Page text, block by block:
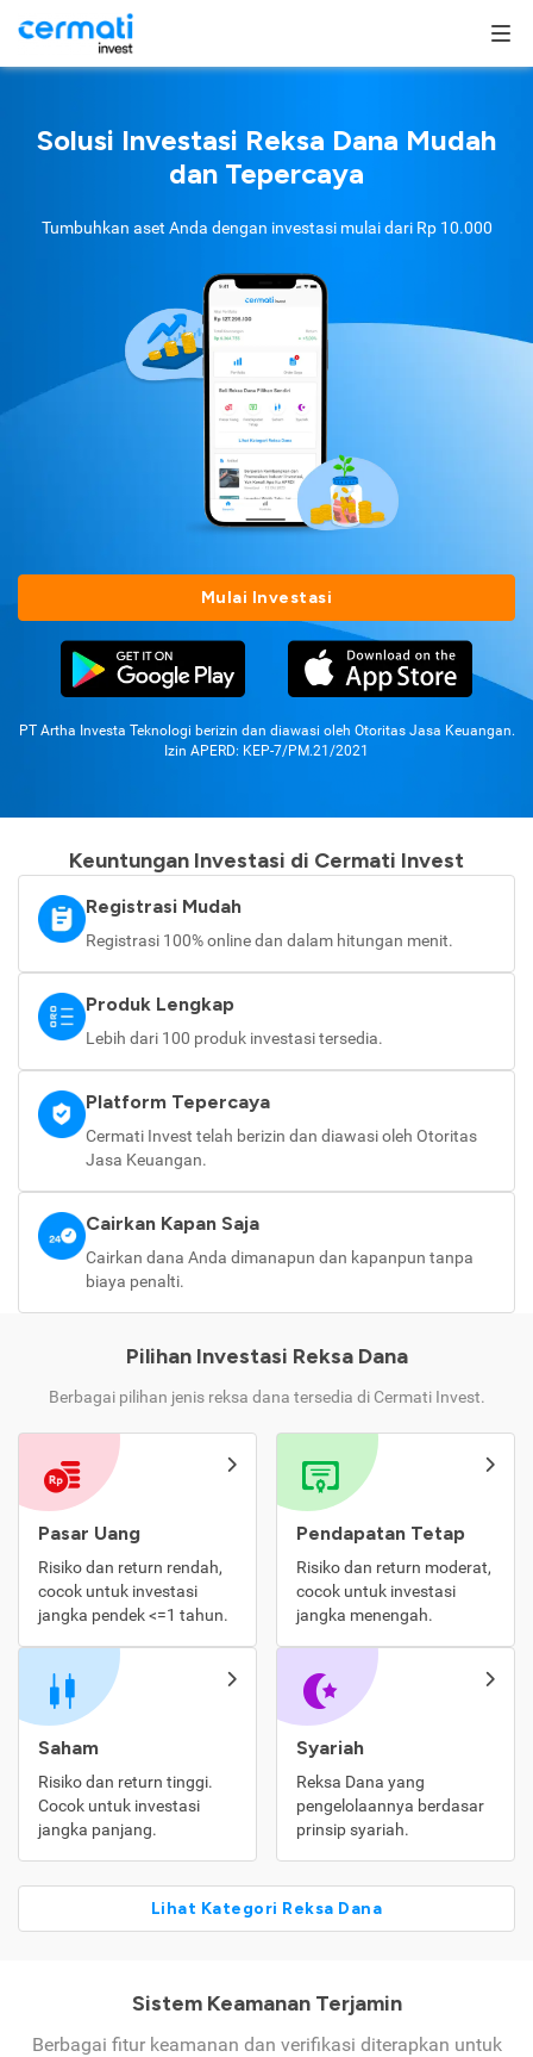
Solusi Investasi Reksa Dana Mudah
dan Tepercaya
Tumbuhkan aset Anda dengan investasi mulai dari Rp 10.000
Mulai Investasi
PT Artha Investa Teknologi berizin dan diawasi oleh Otoritas Jasa Keuangan.
Izin APERD: KEP-7/PM.21/2021
Keuntungan Investasi di Cermati Invest
Registrasi Mudah
Registrasi 100% online dan dalam hitungan menit.
Produk Lengkap
Lebih dari 100 produk investasi tersedia.
Platform Tepercaya
Cermati Invest telah berizin dan diawasi oleh Otoritas
Jasa Keuangan.
Cairkan Kapan Saja
Cairkan dana Anda dimanapun dan kapanpun tanpa
biaya penalti.
Pilihan Investasi Reksa Dana
Berbagai pilihan jenis reksa dana tersedia di Cermati Invest.
Pasar Uang
Risiko dan return rendah,
cocok untuk investasi
jangka pendek <=1 tahun.
Pendapatan Tetap
Risiko dan return moderat,
cocok untuk investasi
jangka menengah.
Saham
Risiko dan return tinggi.
Cocok untuk investasi
jangka panjang.
Syariah
Reksa Dana yang
pengelolaannya berdasar
prinsip syariah.
Lihat Kategori Reksa Dana
Sistem Keamanan Terjamin
Berbagai fitur keamanan dan verifikasi diterapkan untuk